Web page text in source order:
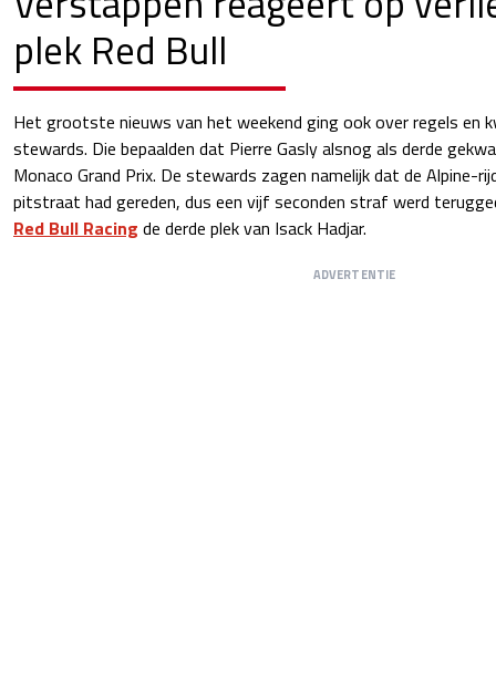
plek Red Bull
Het grootste nieuws van het weekend ging ook over regels en
stewards. Die bepaalden dat Pierre Gasly alsnog als derde
Monaco Grand Prix. De stewards zagen namelijk dat de Alpine-
pitstraat had gereden, dus een vijf seconden straf werd
Red Bull Racing de derde plek van Isack Hadjar.
ADVERTENTIE